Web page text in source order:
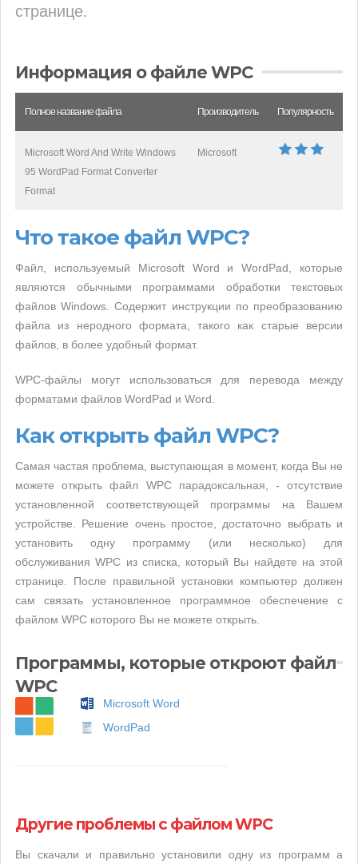
странице.
Информация о файле WPC
Полное название файла Производитель Популярность
Microsoft Word And Write Windows
95 WordPad Format Converter
Format
Microsoft
Что такое файл WPC?
Файл, используемый Microsoft Word и WordPad, которые
являются обычными программами обработки текстовых
файлов Windows. Содержит инструкции по преобразованию
файла из неродного формата, такого как старые версии
файлов, в более удобный формат.
WPC-файлы могут использоваться для перевода между
форматами файлов WordPad и Word.
Как открыть файл WPC?
Самая частая проблема, выступающая в момент, когда Вы не
можете открыть файл WPC парадоксальная, - отсутствие
установленной соответствующей программы на Вашем
устройстве. Решение очень простое, достаточно выбрать и
установить одну программу (или несколько) для
обслуживания WPC из списка, который Вы найдете на этой
странице. После правильной установки компьютер должен
сам связать установленное программное обеспечение с
файлом WPC которого Вы не можете открыть.
Программы, которые откроют файл
WPC
Microsoft Word
WordPad
Другие проблемы с файлом WPC
Вы скачали и правильно установили одну из программ а